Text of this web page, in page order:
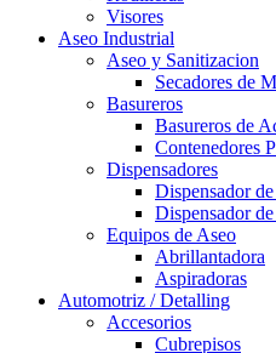
Visores
Aseo Industrial
Aseo y Sanitizacion
Secadores de
Basureros
Basureros de
Contenedores
Dispensadores
Dispensador
Dispensador
Equipos de Aseo
Abrillantadora
Aspiradoras
Automotriz / Detalling
Accesorios
Cubrepisos